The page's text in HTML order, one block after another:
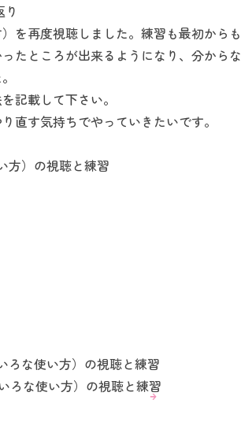
を再度視聴しました。練習も最初からも
たところが出来るようになり、分からな
記載して下さい。
直す気持ちでやっていきたいです。
方）の視聴と練習
ろな使い方）の視聴と練習
ろな使い方）の視聴と練習